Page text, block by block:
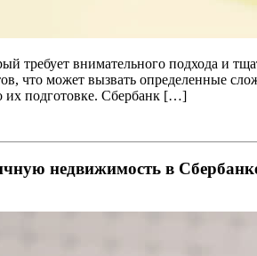
требует внимательного подхода и
что может вызвать определенные
их подготовке. Сбербанк […]
недвижимость в